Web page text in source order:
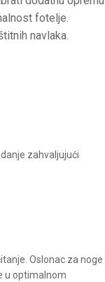
fotelje.
navlaka.
zahvaljujući
Oslonac za noge
u optimalnom